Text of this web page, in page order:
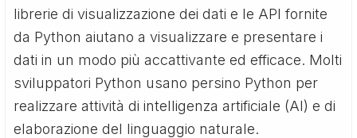
librerie di visualizzazione dei dati e le API fornite
da Python aiutano a visualizzare e presentare i
dati in un modo più accattivante ed efficace. Molti
sviluppatori Python usano persino Python per
realizzare attività di intelligenza artificiale (AI) e di
elaborazione del linguaggio naturale.